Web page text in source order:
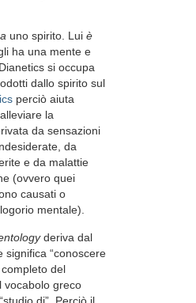
uno spirito. Lui è
ha una mente e
si occupa
dallo spirito sul
perciò aiuta
la
da sensazioni
da
e da malattie
(ovvero quei
causati o
mentale).
deriva dal
significa “conoscere
del
vocabolo greco
di”. Perciò il